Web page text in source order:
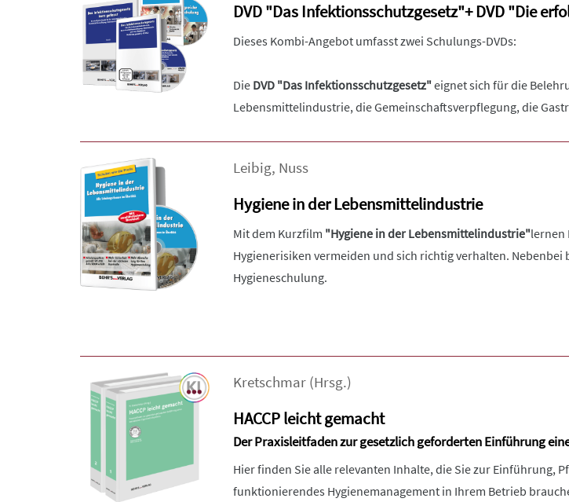
DVD "Das Infektionsschutzgesetz"+ DVD "Die
Dieses Kombi-Angebot umfasst zwei Schulungs-DVDs:
Die DVD "Das Infektionsschutzgesetz"eignet sich für die
Lebensmittelindustrie, die Gemeinschaftsverpflegung, die
Leibig, Nuss
Hygiene in der Lebensmittelindustrie
Mit dem Kurzfilm "Hygiene in der Lebensmittelindustrie"lernen
Hygienerisiken vermeiden und sich richtig verhalten.
Hygieneschulung.
Kretschmar (Hrsg.)
HACCP leicht gemacht
Der Praxisleitfaden zur gesetzlich geforderten Einführung
Hier finden Sie alle relevanten Inhalte, die Sie zur Einführung,
funktionierendes Hygienemanagement in Ihrem Betrieb